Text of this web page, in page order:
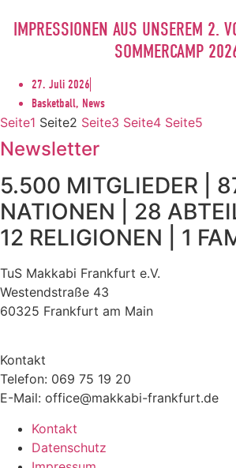
IMPRESSIONEN AUS UNSEREM 2.
SOMMERCAMP
27. Juli 2026
Basketball, News
Seite1 Seite2 Seite3 Seite4 Seite5
Newsletter
5.500 MITGLIEDER |
NATIONEN | 28
12 RELIGIONEN | 1
TuS Makkabi Frankfurt e.V.
Westendstraße 43
60325 Frankfurt am Main
Kontakt
Telefon: 069 75 19 20
E-Mail: office@makkabi-frankfurt.de
Kontakt
Datenschutz